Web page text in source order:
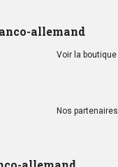
allemand
Voir la boutique
Nos partenaires